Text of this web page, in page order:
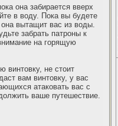
она забирается вверх
в воду. Пока вы будете
вытащит вас из воды.
забрать патроны к
на горящую
винтовку, не стоит
вам винтовку, у вас
атаковать вас с
ваше путешествие.